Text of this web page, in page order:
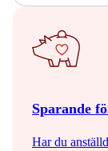
Sparande
Har du